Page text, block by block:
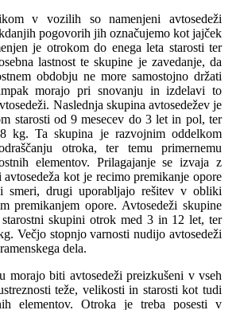
v vozilih so namenjeni avtosedeži
pogovorih jih označujemo kot jajček
je otrokom do enega leta starosti ter
lastnost te skupine je zavedanje, da
obdobju ne more samostojno držati
morajo pri snovanju in izdelavi to
Naslednja skupina avtosedežev je
starosti od 9 mesecev do 3 let in pol, ter
kg. Ta skupina je razvojnim oddelkom
otroka, ter temu primernemu
elementov. Prilagajanje se izvaja z
avtosedeža kot je recimo premikanje opore
smeri, drugi uporabljajo rešitev v obliki
premikanjem opore. Avtosedeži skupine
starostni skupini otrok med 3 in 12 let, ter
Večjo stopnjo varnosti nudijo avtosedeži
dela.
morajo biti avtosedeži preizkušeni v vseh
teže, velikosti in starosti kot tudi
elementov. Otroka je treba posesti v